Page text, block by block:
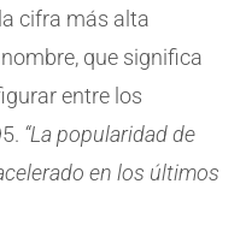
cifra más alta
que significa
entre los
“La popularidad de
en los últimos